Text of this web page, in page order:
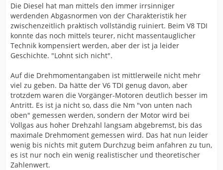
Die Diesel hat man mittels den immer irrsinniger
werdenden Abgasnormen von der Charakteristik her
zwischenzeitlich praktisch vollständig ruiniert. Beim V8 TDI
konnte das noch mittels teurer, nicht massentauglicher
Technik kompensiert werden, aber der ist ja leider
Geschichte. "Lohnt sich nicht".
Auf die Drehmomentangaben ist mittlerweile nicht mehr
viel zu geben. Da hätte der V6 TDI genug davon, aber
trotzdem waren die Vorgänger-Motoren deutlich besser im
Antritt. Es ist ja nicht so, dass die Nm "von unten nach
oben" gemessen werden, sondern der Motor wird bei
Vollgas aus hoher Drehzahl langsam abgebremst, bis das
maximale Drehmoment gemessen wird. Das hat nun leider
wenig bis nichts mit gutem Durchzug beim anfahren zu tun,
es ist nur noch ein wenig realistischer und theoretischer
Zahlenwert.